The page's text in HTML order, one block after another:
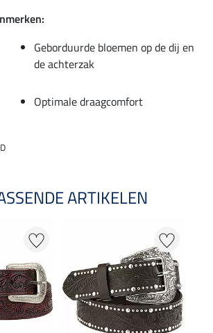
Geborduurde bloemen op de dij en
de achterzak
Optimale draagcomfort
ARTIKELEN